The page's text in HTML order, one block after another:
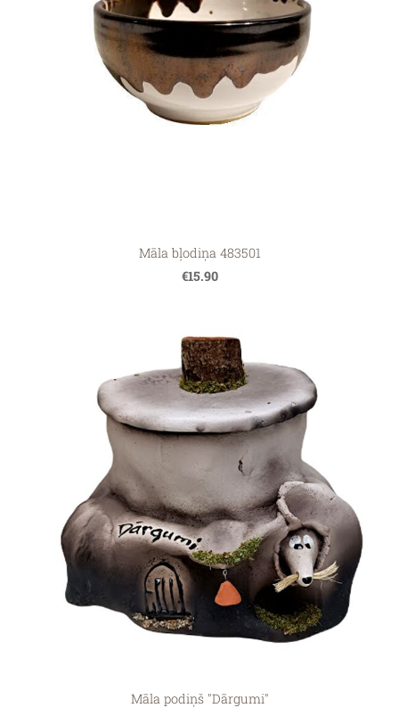
Māla bļodiņa 483501
€15.90
Māla podiņš "Dārgumi"